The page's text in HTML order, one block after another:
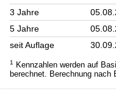
3 Jahre
5 Jahre
seit Auflage
1
Kennzahlen werden auf
berechnet. Berechnung nach